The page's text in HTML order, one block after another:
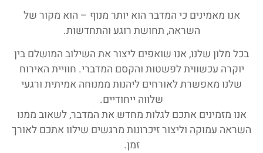
אנו מאמינים כי המדבר הוא יותר מנוף – הוא מקור של
השראה, תחושת רוגע והתחדשות.
בכל מלון שלנו, אנו שואפים ליצור את השילוב המושלם בין
יוקרה עכשווית לפשטות והקסם המדברי. חוויית האירוח
שלנו מאפשרת לאורחים ליהנות ממנוחה אמיתית ורגעי
שלווה ייחודיים.
אנו מזמינים אתכם לגלות מחדש את המדבר, לשאוב ממנו
השראה עמוקה וליצור זיכרונות מרגשים שילוו אתכם לאורך
זמן.